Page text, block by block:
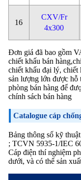
16
CXV/Fr
4x300
Đơn giá đã bao gồm
chiết khấu bán
chiết khấu đại lý, chiết
sản lượng lớn được hỗ
phòng bán hàng để
chính sách bán hàng
Catalogue cáp
Bảng thông số kỹ
; TCVN 5935-1/IEC
Cáp điện thí nghiệm
dưới, và có thể sản